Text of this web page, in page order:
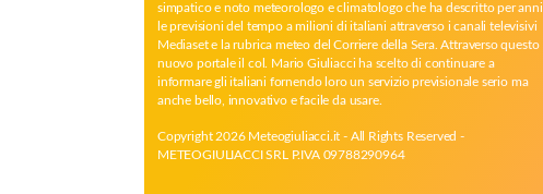
simpatico e noto meteorologo e climatologo che ha descritto per anni
le previsioni del tempo a milioni di italiani attraverso i canali televisivi
Mediaset e la rubrica meteo del Corriere della Sera. Attraverso questo
nuovo portale il col. Mario Giuliacci ha scelto di continuare a
informare gli italiani fornendo loro un servizio previsionale serio ma
anche bello, innovativo e facile da usare.
Copyright 2026 Meteogiuliacci.it - All Rights Reserved -
METEOGIULIACCI SRL P.IVA 09788290964